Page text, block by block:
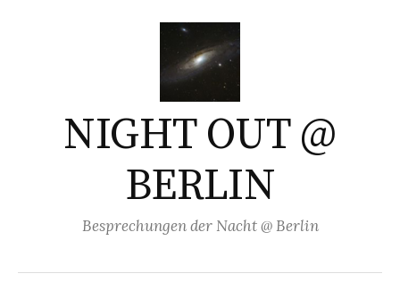
NIGHT OUT @
BERLIN
Besprechungen der Nacht @ Berlin